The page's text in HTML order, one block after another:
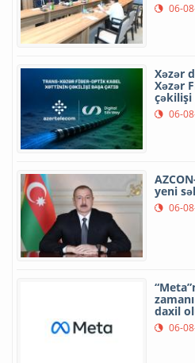
06-
Xəzər
Xəzər
çəkilişi
06-
yeni
06-
daxil
06-